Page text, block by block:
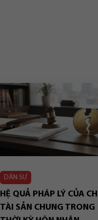
DÂN SỰ
HỆ QUẢ PHÁP LÝ CỦA
TÀI SẢN CHUNG TRONG